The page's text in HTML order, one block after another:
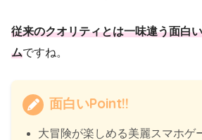
従来のクオリティとは一味違う面白
ムですね。
面白いPoint!!
大冒険が楽しめる美麗スマホゲ